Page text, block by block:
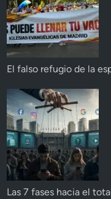
El falso refugio de la
Las 7 fases hacia el